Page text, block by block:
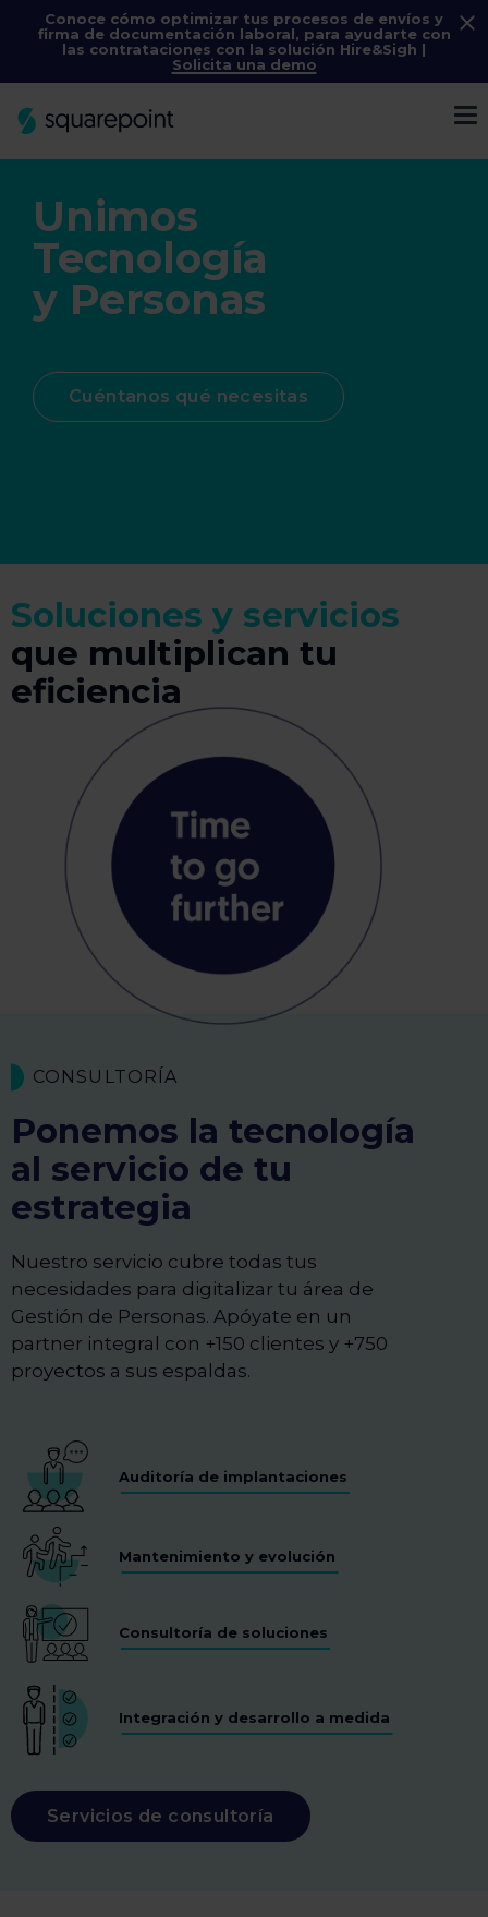
Conoce cómo optimizar tus procesos de envíos y
firma de documentación laboral, para ayudarte con
las contrataciones con la solución Hire&Sigh |
Solicita una demo
Unimos
Tecnología
y Personas
Cuéntanos qué necesitas
Soluciones y servicios
que multiplican tu
eficiencia
CONSULTORÍA
Ponemos la tecnología
al servicio de tu
estrategia
Nuestro servicio cubre todas tus
necesidades para digitalizar tu área de
Gestión de Personas. Apóyate en un
partner integral con +150 clientes y +750
proyectos a sus espaldas.
Auditoría de implantaciones
Mantenimiento y evolución
Consultoría de soluciones
Integración y desarrollo a medida
Servicios de consultoría